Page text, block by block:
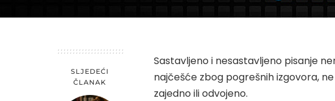
SLJEDEĆI
ČLANAK
Sastavljeno i nesastavljeno pisanje
najčešće zbog pogrešnih izgovora,
zajedno ili odvojeno.